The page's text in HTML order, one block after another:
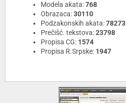
Modela akata:768
Obrazaca:30110
Podzakonskih akata:78273
Prečišć. tekstova:23798
Propisa CG: 1574
Propisa R.Srpske: 1947